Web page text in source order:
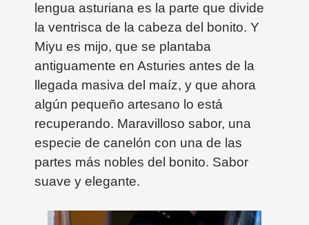
lengua asturiana es la parte que divide
la ventrisca de la cabeza del bonito. Y
Miyu es mijo, que se plantaba
antiguamente en Asturies antes de la
llegada masiva del maíz, y que ahora
algún pequeño artesano lo está
recuperando. Maravilloso sabor, una
especie de canelón con una de las
partes más nobles del bonito. Sabor
suave y elegante.